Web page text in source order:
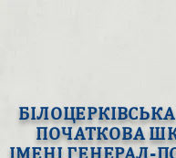
ПОЧАТКОВА
ІМЕНІ ГЕНЕРАЛ-